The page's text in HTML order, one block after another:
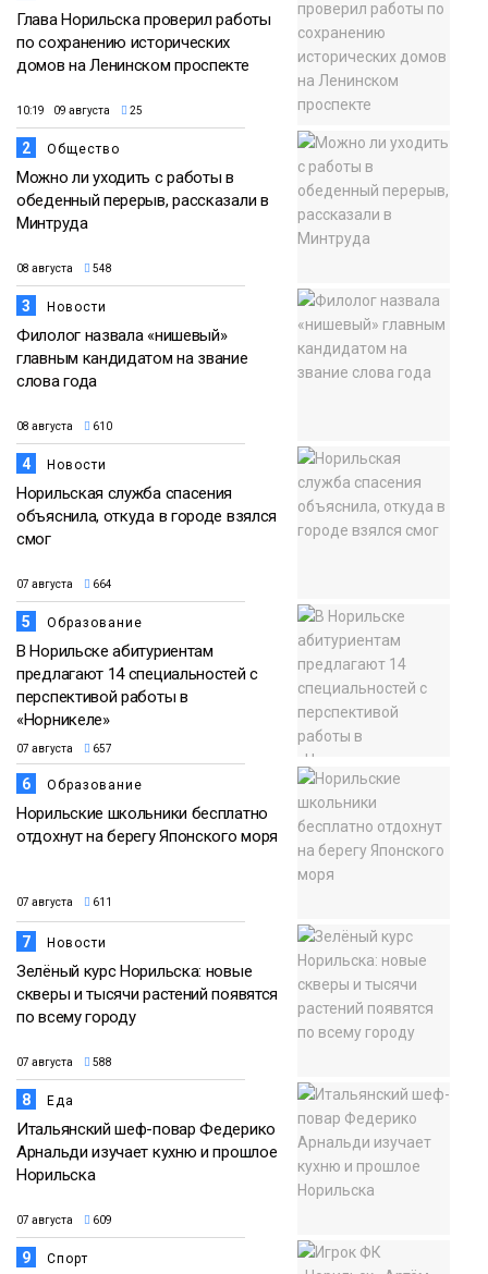
Глава Норильска проверил работы
по сохранению исторических
домов на Ленинском проспекте
10:19 09 августа 25
2 Общество
Можно ли уходить с работы в
обеденный перерыв, рассказали в
Минтруда
08 августа 548
3 Новости
Филолог назвала «нишевый»
главным кандидатом на звание
слова года
08 августа 610
4 Новости
Норильская служба спасения
объяснила, откуда в городе взялся
смог
07 августа 664
5 Образование
В Норильске абитуриентам
предлагают 14 специальностей с
перспективой работы в
«Норникеле»
07 августа 657
6 Образование
Норильские школьники бесплатно
отдохнут на берегу Японского моря
07 августа 611
7 Новости
Зелёный курс Норильска: новые
скверы и тысячи растений появятся
по всему городу
07 августа 588
8 Еда
Итальянский шеф-повар Федерико
Арнальди изучает кухню и прошлое
Норильска
07 августа 609
9 Спорт